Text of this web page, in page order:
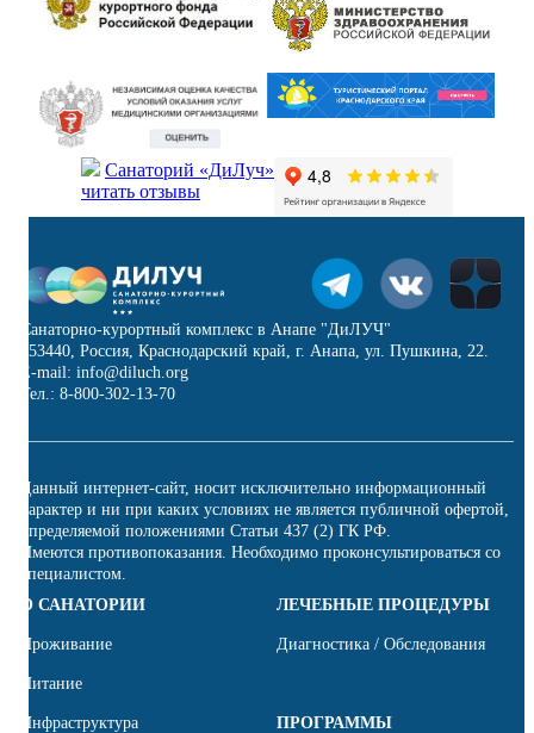
Санаторий «ДиЛуч»
читать отзывы
Санаторно-курортный комплекс в Анапе "ДиЛУЧ"
353440, Россия, Краснодарский край, г. Анапа, ул. Пушкина, 22.
E-mail: info@diluch.org
Тел.: 8-800-302-13-70
Данный интернет-сайт, носит исключительно информационный
характер и ни при каких условиях не является публичной офертой,
определяемой положениями Статьи 437 (2) ГК РФ.
Имеются противопоказания. Необходимо проконсультироваться со
специалистом.
О САНАТОРИИ
Проживание
Питание
Инфраструктура
ЛЕЧЕБНЫЕ ПРОЦЕДУРЫ
Диагностика / Обследования
ПРОГРАММЫ